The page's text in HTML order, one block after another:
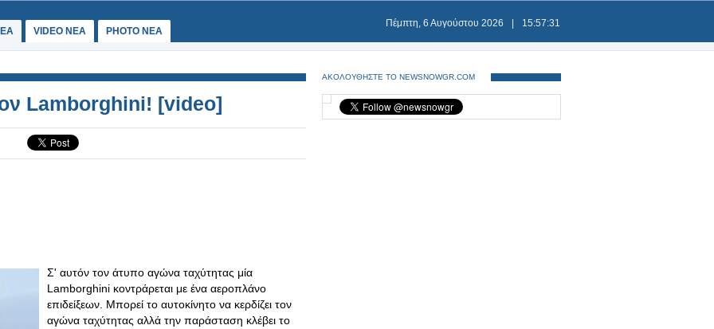
VIDEO NEA PHOTO NEA
Πέμπτη, 6 Αυγούστου 2026 15:57:31
Lamborghini! [video]
Σ' αυτόν τον άτυπο αγώνα ταχύτητας μία
Lamborghini κοντράρεται με ένα αεροπλάνο
επιδείξεων. Μπορεί το αυτοκίνητο να κερδίζει τον
αγώνα ταχύτητας αλλά την παράσταση κλέβει το
ΑΚΟΛΟΥΘΗΣΤΕ ΤΟ NEWSNOWGR.COM